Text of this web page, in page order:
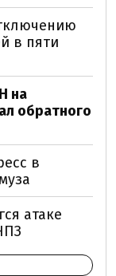
в пяти
на
обратного
в
атаке